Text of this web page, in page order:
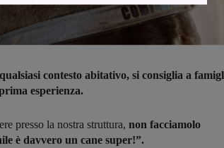
contesto abitativo, si consiglia a
esperienza.
presso la nostra struttura, non facciamolo
è davvero un cane super!”.